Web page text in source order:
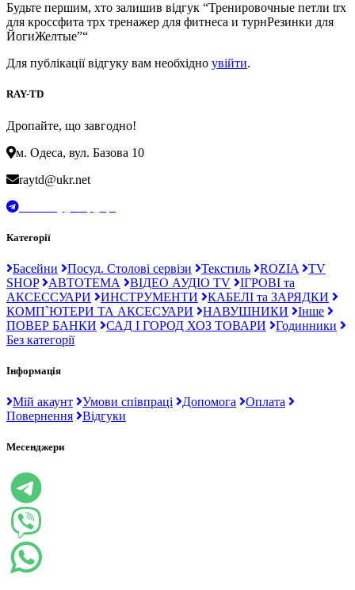
Будьте першим, хто залишив відгук “Тренировочные петли trx
для кроссфита трх тренажер для фитнеса и турнРезинки для
ЙогиЖелтые”“
Для публікації відгуку вам необхідно увійти.
RAY-TD
Дропайте, що завгодно!
м. Одеса, вул. Базова 10
raytd@ukr.net
Категорії
Басейни Посуд. Столові сервізи Текстиль ROZIA
TV
SHOP
АВТОТЕМА ВІДЕО АУДІО TV
ІГРОВІ та
АКСЕССУАРИ
ИНСТРУМЕНТИ
КАБЕЛІ та ЗАРЯДКИ
КОМП`ЮТЕРИ ТА АКСЕСУАРИ
НАВУШНИКИ
Інше
ПОВЕР БАНКИ
САД І ГОРОД ХОЗ ТОВАРИ
Годинники
Без категорії
Інформація
Мій акаунт Умови співпраці Допомога
Оплата
Повернення
Відгуки
Месенджери